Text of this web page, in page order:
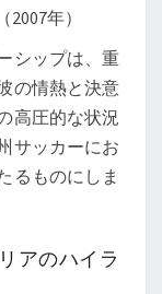
年）
シップは、重
の情熱と決意
高圧的な状況
サッカーにお
るものにしま
アのハイラ